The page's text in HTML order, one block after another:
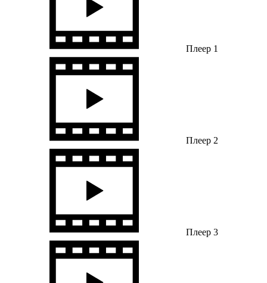
Плеер 1
Плеер 2
Плеер 3